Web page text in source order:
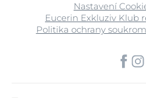
Nastavení
Eucerin Exkluziv Klub
Politika ochrany